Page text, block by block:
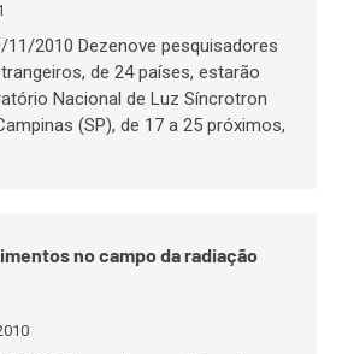
11/2010 Dezenove pesquisadores
de 24 países, estarão
Nacional de Luz Síncrotron
(SP), de 17 a 25 próximos,
no campo da radiação